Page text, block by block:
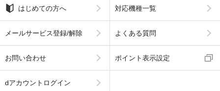
はじめての方へ 対応機種一覧
メールサービス登録/解除 よくある質問
お問い合わせ ポイント表示設定
dアカウントログイン